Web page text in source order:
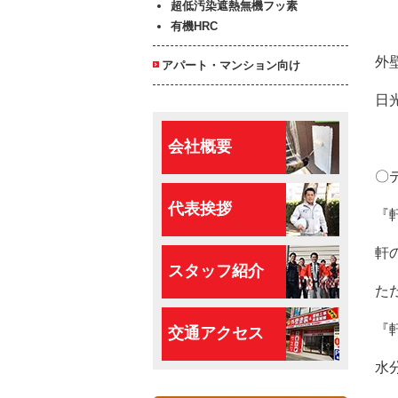
外
日
〇
軒
た
水
超低汚染遮熱無機フッ素
有機HRC
アパート・マンション向け
会社概要
代表挨拶
スタッフ紹介
交通アクセス